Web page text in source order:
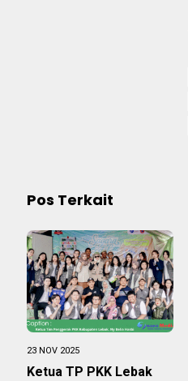
Pos Terkait
23 NOV 2025
Ketua TP PKK Lebak